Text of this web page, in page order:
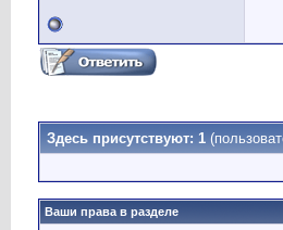
Здесь присутствуют: 1
Ваши права в разделе